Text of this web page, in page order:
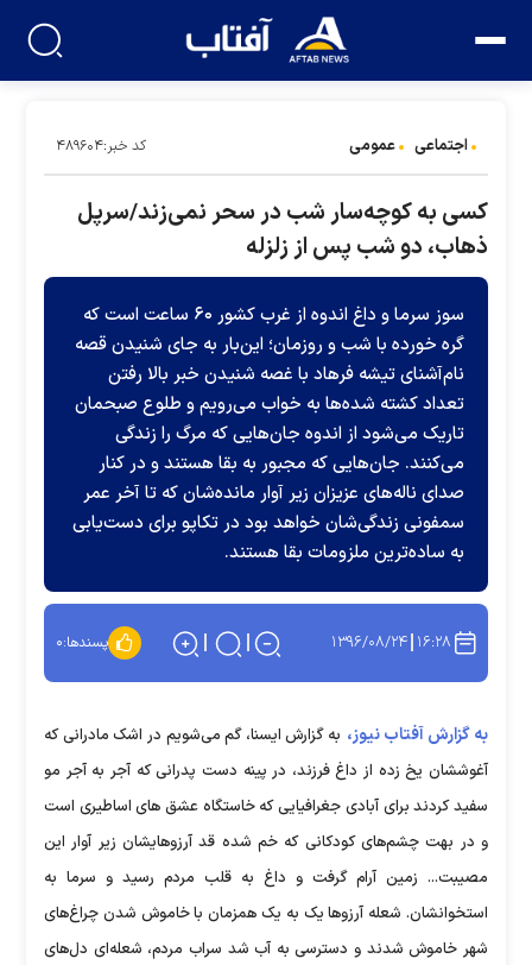
اجتماعی عمومی کد خبر:۴۸۹۶۰۴
کسی به کوچه‌سار شب در سحر نمی‌زند/سرپل
ذهاب، دو شب پس از زلزله
سوز سرما و داغ اندوه از غرب کشور ۶۰ ساعت است که
گره خورده با شب و روزمان؛ این‌بار به جای شنیدن قصه
نام‌آشنای تیشه فرهاد با غصه شنیدن خبر بالا رفتن
تعداد کشته شده‌ها به خواب می‌رویم و طلوع صبحمان
تاریک می‌شود از اندوه جان‌هایی که مرگ را زندگی
می‌کنند. جان‌هایی که مجبور به بقا هستند و در کنار
صدای ناله‌های عزیزان زیر آوار مانده‌شان که تا آخر عمر
سمفونی زندگی‌شان خواهد بود در تکاپو برای دست‌یابی
به ساده‌ترین ملزومات بقا هستند.
۱۶:۲۸ ۱۳۹۶/۰۸/۲۴ پسندها:۰
به گزارش آفتاب نیوز، به گزارش ایسنا، گم می‌شویم در اشک مادرانی که
آغوششان یخ زده از داغ فرزند، در پینه دست پدرانی که آجر به آجر مو
سفید کردند برای آبادی جغرافیایی که خاستگاه عشق های اساطیری است
و در بهت چشم‌های کودکانی که خم شده قد آرزوهایشان زیر آوار این
مصیبت... زمین آرام گرفت و داغ به قلب مردم رسید و سرما به
استخوانشان. شعله آرزوها یک به یک همزمان با خاموش شدن چراغ‌های
شهر خاموش شدند و دسترسی به آب شد سراب مردم، شعله‌ای‌ دل‌های